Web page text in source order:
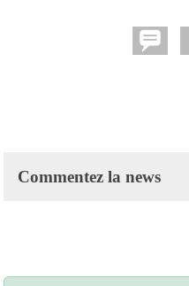
Commentez la news